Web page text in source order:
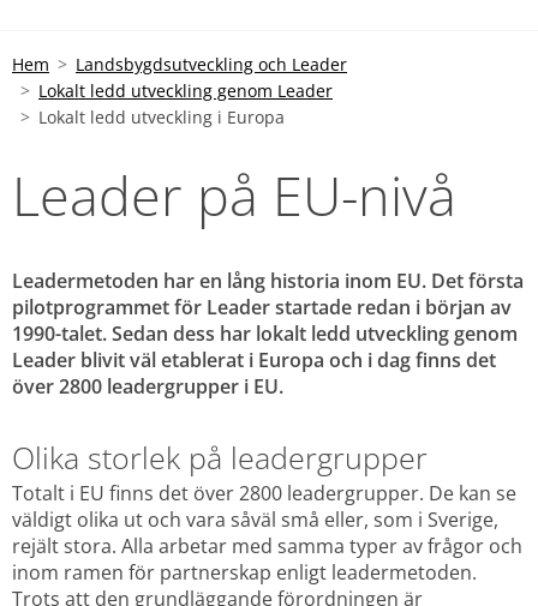
Hem
Landsbygdsutveckling och Leader
Lokalt ledd utveckling genom Leader
Lokalt ledd utveckling i Europa
Leader på EU-nivå
Leadermetoden har en lång historia inom EU. Det första
pilotprogrammet för Leader startade redan i början av
1990-talet. Sedan dess har lokalt ledd utveckling genom
Leader blivit väl etablerat i Europa och i dag finns det
över 2800 leadergrupper i EU.
Olika storlek på leadergrupper
Totalt i EU finns det över 2800 leadergrupper. De kan se
väldigt olika ut och vara såväl små eller, som i Sverige,
rejält stora. Alla arbetar med samma typer av frågor och
inom ramen för partnerskap enligt leadermetoden.
Trots att den grundläggande förordningen är